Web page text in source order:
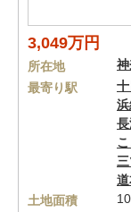
3,049万円
所在地
最寄り駅
土地面積